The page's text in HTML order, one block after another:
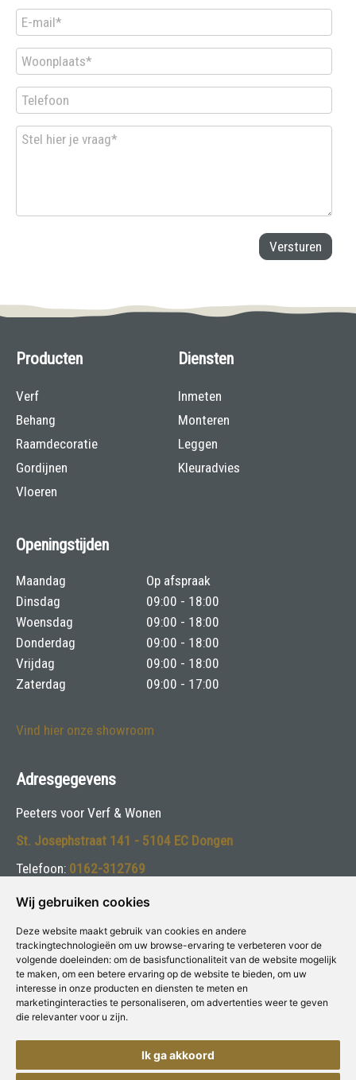
Wij gebruiken cookies
Deze website maakt gebruik van cookies en andere
trackingtechnologieën om uw browse-ervaring te verbeteren voor de
volgende doeleinden: om de basisfunctionaliteit van de website mogelijk
te maken, om een betere ervaring op de website te bieden, om uw
interesse in onze producten en diensten te meten en
marketinginteracties te personaliseren, om advertenties weer te geven
die relevanter voor u zijn.
Ik ga akkoord
Producten
Verf
Behang
Raamdecoratie
Gordijnen
Vloeren
Diensten
Inmeten
Monteren
Leggen
Kleuradvies
Openingstijden
Maandag
Op afspraak
Dinsdag
09:00 - 18:00
Woensdag
09:00 - 18:00
Donderdag
09:00 - 18:00
Vrijdag
09:00 - 18:00
Zaterdag
09:00 - 17:00
Vind hier onze showroom
Adresgegevens
Peeters voor Verf & Wonen
St. Josephstraat 141 - 5104 EC Dongen
Telefoon: 0162-312769
E-mail:info@peetersverf.nl
Volg ons: